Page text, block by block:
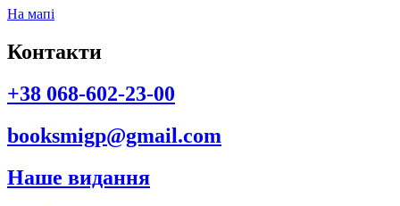
На мапі
Контакти
+38 068-602-23-00
booksmigp@gmail.com
Наше видання